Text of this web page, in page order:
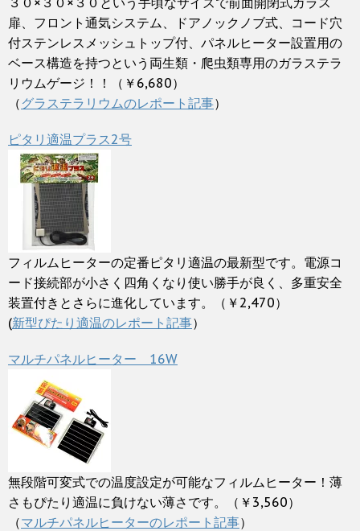
扉、フロント通気システム、ドアノックノブ式、コード穴
付ステンレスメッシュトップ付、パネルヒーター設置用の
ベース構造を持つという両生類・爬虫類専用のガラステラ
リウムゲージ！！（￥6,680）
（ グラステラリウムのレポート記事）
ピタリ適温プラス2号
フィルムヒーターの定番ピタリ適温の最新型です。電源コ
ード接続部が小さく四角くなり使い勝手が良く、多重安全
装置付きとさらに進化しています。（￥2,470）
(新型ぴたり適温のレポート記事）
マルチパネルヒーター 16W
無段階可変式での温度設定が可能なフィルムヒーター！薄
さもぴたり適温に負けない薄さです。（￥3,560）
（マルチパネルヒーターのレポート記事）